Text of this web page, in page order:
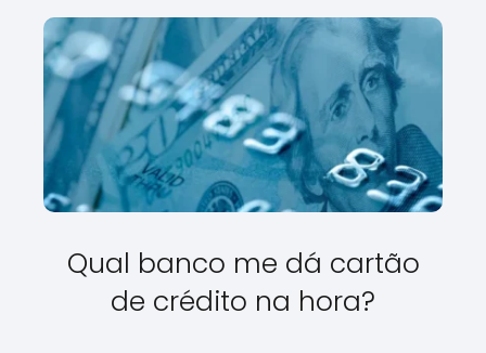
Qual banco me dá cartão
de crédito na hora?